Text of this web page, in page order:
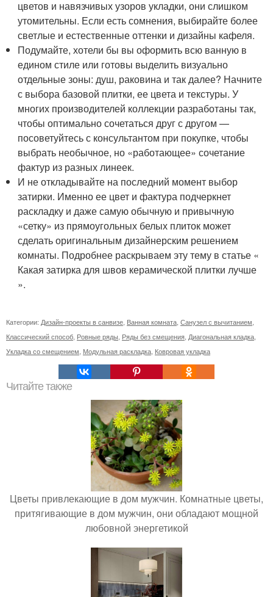
цветов и навязчивых узоров укладки, они слишком
утомительны. Если есть сомнения, выбирайте более
светлые и естественные оттенки и дизайны кафеля.
Подумайте, хотели бы вы оформить всю ванную в
едином стиле или готовы выделить визуально
отдельные зоны: душ, раковина и так далее? Начните
с выбора базовой плитки, ее цвета и текстуры. У
многих производителей коллекции разработаны так,
чтобы оптимально сочетаться друг с другом —
посоветуйтесь с консультантом при покупке, чтобы
выбрать необычное, но «работающее» сочетание
фактур из разных линеек.
И не откладывайте на последний момент выбор
затирки. Именно ее цвет и фактура подчеркнет
раскладку и даже самую обычную и привычную
«сетку» из прямоугольных белых плиток может
сделать оригинальным дизайнерским решением
комнаты. Подробнее раскрываем эту тему в статье «
Какая затирка для швов керамической плитки лучше
».
Категории: Дизайн-проекты в санвизе Ванная комната Санузел с вычитанием
Классический способ Ровные ряды Ряды без смещения Диагональная кладка
Укладка со смещением Модульная раскладка Ковровая укладка
Читайте также
Цветы привлекающие в дом мужчин. Комнатные цветы,
притягивающие в дом мужчин, они обладают мощной
любовной энергетикой